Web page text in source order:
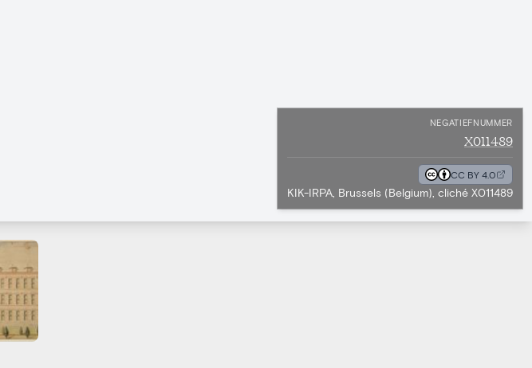
NEGATIEFNUMMER
X011489
CC BY 4.0
KIK-IRPA, Brussels (Belgium), cliché X011489